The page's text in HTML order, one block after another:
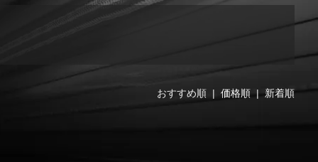
おすすめ順 | 価格順|新着順